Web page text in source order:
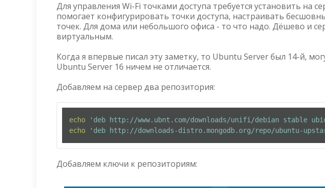
Для управления Wi-Fi точками доступа требуется установить на
помогает конфигурировать точки доступа, настраивать
точек. Для дома или небольшого офиса - то что надо. Дёшево и
виртуальным.
Когда я впервые писал эту заметку, то Ubuntu Server был 14-й,
Ubuntu Server 16 ничем не отличается.
Добавляем на сервер два репозитория:
echo 'deb http://www.ubnt.com/downloads/unifi/debian stable
echo
'deb http://downloads-distro.mongodb.org/repo/ubuntu-
Добавляем ключи к репозиториям: